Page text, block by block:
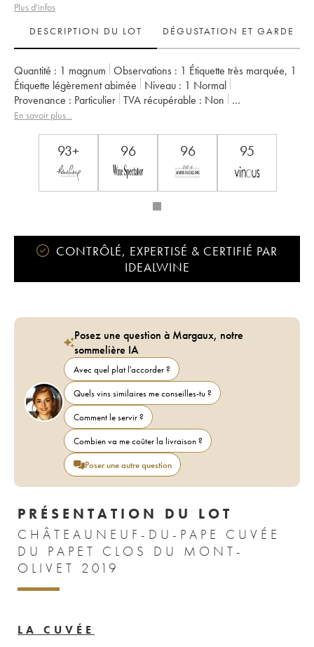
Plus d'infos
DESCRIPTION DU LOT
DÉGUSTATION ET GARDE
Quantité : 1 magnum Observations : 1 Étiquette très marquée, 1
Étiquette légèrement abimée
Niveau : 1 Normal
Provenance : particulier TVA récupérable :
non
Région :
Vallée du Rhône
En savoir plus...
93+ 96 96 95
CONTRÔLÉ, EXPERTISÉ & CERTIFIÉ PAR
IDEALWINE
Posez une question à Margaux, notre
sommelière IA
Avec quel plat l'accorder ?
Quels vins similaires me conseilles-tu ?
Comment le servir ?
Combien va me coûter la livraison ?
Poser une autre question
PRÉSENTATION DU LOT
CHÂTEAUNEUF-DU-PAPE CUVÉE
DU PAPET CLOS DU MONT-
OLIVET 2019
LA CUVÉE